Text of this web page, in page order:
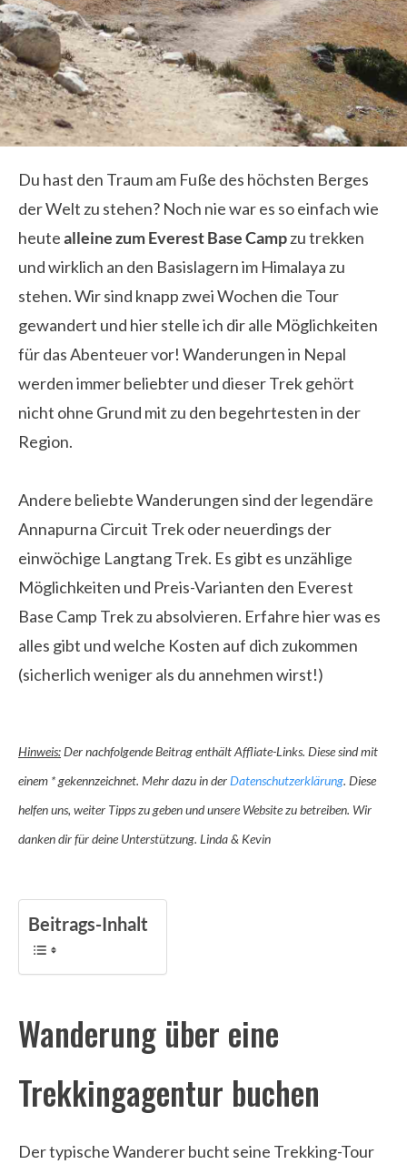
Du hast den Traum am Fuße des höchsten Berges
der Welt zu stehen? Noch nie war es so einfach wie
heutealleine zum Everest Base Campzu trekken
und wirklich an den Basislagern im Himalaya zu
stehen. Wir sind knapp zwei Wochen die Tour
gewandert und hier stelle ich dir alle Möglichkeiten
für das Abenteuer vor! Wanderungen in Nepal
werden immer beliebter und dieser Trek gehört
nicht ohne Grund mit zu den begehrtesten in der
Region.
Andere beliebte Wanderungen sind der legendäre
Annapurna Circuit Trek oder neuerdings der
einwöchige Langtang Trek. Es gibt es unzählige
Möglichkeiten und Preis-Varianten den Everest
Base Camp Trek zu absolvieren. Erfahre hier was es
alles gibt und welche Kosten auf dich zukommen
(sicherlich weniger als du annehmen wirst!)
Hinweis:Der nachfolgende Beitrag enthält Affliate-Links. Diese sind mit
einem * gekennzeichnet. Mehr dazu in derDatenschutzerklärung. Diese
helfen uns, weiter Tipps zu geben und unsere Website zu betreiben. Wir
danken dir für deine Unterstützung. Linda & Kevin
Beitrags-Inhalt
Wanderung über eine
Trekkingagentur buchen
Der typische Wanderer bucht seine Trekking-Tour